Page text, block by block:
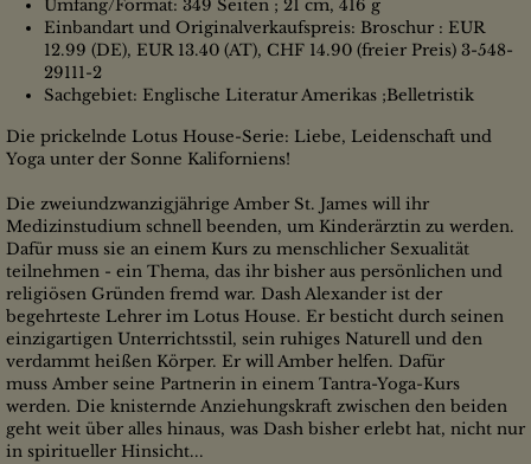
Umfang/Format: 349 Seiten ; 21 cm, 416 g
Einbandart und Originalverkaufspreis: Broschur : EUR
12.99 (DE), EUR 13.40 (AT), CHF 14.90 (freier Preis) 3-548-
29111-2
Sachgebiet: Englische Literatur Amerikas ;Belletristik
Die prickelnde Lotus House-Serie: Liebe, Leidenschaft und
Yoga unter der Sonne Kaliforniens!
Die zweiundzwanzigjährige Amber St. James will ihr
Medizinstudium schnell beenden, um Kinderärztin zu werden.
Dafür muss sie an einem Kurs zu menschlicher Sexualität
teilnehmen - ein Thema, das ihr bisher aus persönlichen und
religiösen Gründen fremd war. Dash Alexander ist der
begehrteste Lehrer im Lotus House. Er besticht durch seinen
einzigartigen Unterrichtsstil, sein ruhiges Naturell und den
verdammt heißen Körper. Er will Amber helfen. Dafür
muss Amber seine Partnerin in einem Tantra-Yoga-Kurs
werden. Die knisternde Anziehungskraft zwischen den beiden
geht weit über alles hinaus, was Dash bisher erlebt hat, nicht nur
in spiritueller Hinsicht...